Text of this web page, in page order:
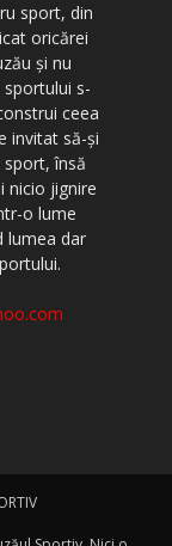
sport, din
oricărei
şi nu
s-
ceea
invitat să-şi
însă
nicio jignire
o lume
lumea dar